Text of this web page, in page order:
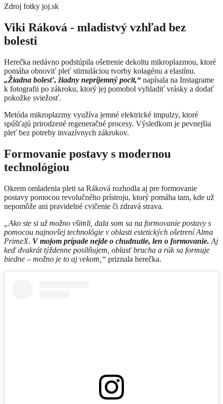
Zdroj fotky joj.sk
Viki Ráková - mladistvý vzhľad bez
bolesti
Herečka nedávno podstúpila ošetrenie dekoltu mikroplazmou, ktoré
pomáha obnoviť pleť stimuláciou tvorby kolagénu a elastínu.
„Žiadna bolesť, žiadny nepríjemný pocit,“ napísala na Instagrame
k fotografii po zákroku, ktorý jej pomohol vyhladiť vrásky a dodať
pokožke sviežosť.
Metóda mikroplazmy využíva jemné elektrické impulzy, ktoré
spúšťajú prirodzené regeneračné procesy. Výsledkom je pevnejšia
pleť bez potreby invazívnych zákrokov.
Formovanie postavy s modernou
technológiou
Okrem omladenia pleti sa Ráková rozhodla aj pre formovanie
postavy pomocou revolučného prístroju, ktorý pomáha tam, kde už
nepomôže ani pravidelné cvičenie či zdravá strava.
„Ako ste si už možno všimli, dala som sa na formovanie postavy s
pomocou najnovšej technológie v oblasti estetických ošetrení Alma
PrimeX. V mojom prípade nejde o chudnutie, len o formovanie. Aj
keď dvakrát týždenne posilňujem, oblasť brucha a rúk sa formuje
biedne – možno je to aj vekom,“ priznala herečka.